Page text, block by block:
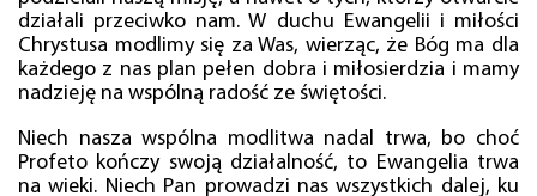
działali przeciwko nam. W duchu Ewangelii i miłości
Chrystusa modlimy się za Was, wierząc, że Bóg ma dla
każdego z nas plan pełen dobra i miłosierdzia i mamy
nadzieję na wspólną radość ze świętości.
Niech nasza wspólna modlitwa nadal trwa, bo choć
Profeto kończy swoją działalność, to Ewangelia trwa
na wieki. Niech Pan prowadzi nas wszystkich dalej, ku